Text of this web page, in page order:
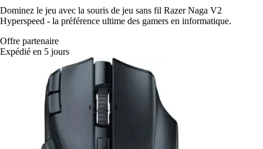
Dominez le jeu avec la souris de jeu sans fil Razer Naga V2
Hyperspeed - la préférence ultime des gamers en informatique.
Offre partenaire
Expédié en 5 jours